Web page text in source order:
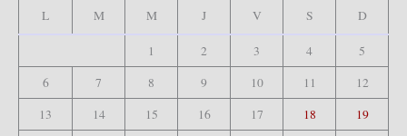
L M M J V S D
1 2 3 4
5
6
7 8 9 10 11
12
13
14 15 16 17 18
19